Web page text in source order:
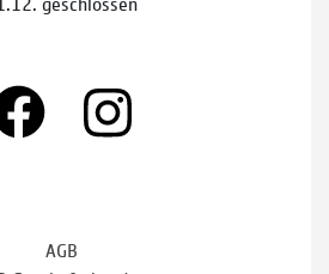
AGB